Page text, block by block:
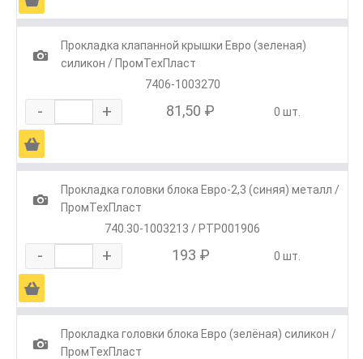
1
Прокладка клапанной крышки Евро (зеленая)
силикон / ПромТехПласт
7406-1003270
- + 81,50 ₽ 0 шт.
Ä
1
Прокладка головки блока Евро-2,3 (синяя) металл /
ПромТехПласт
740.30-1003213 / РТР001906
- + 193 ₽ 0 шт.
Ä
1
Прокладка головки блока Евро (зелёная) силикон /
ПромТехПласт